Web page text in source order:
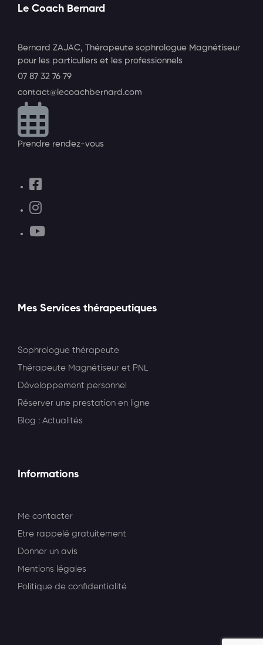
Le Coach Bernard
Bernard ZAJAC, Thérapeute sophrologue Magnétiseur
pour les particuliers et les professionnels
07 87 32 76 79
contact@lecoachbernard.com
Prendre rendez-vous
Mes Services thérapeutiques
Sophrologue thérapeute
Thérapeute Magnétiseur et PNL
Développement personnel
Réserver une prestation en ligne
Blog : Actualités
Informations
Me contacter
Etre rappelé gratuitement
Donner un avis
Mentions légales
Politique de confidentialité